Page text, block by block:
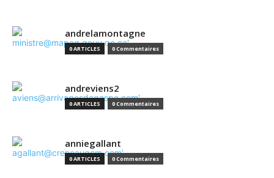
andrelamontagne
0 ARTICLES 0 Commentaires
andreviens2
0 ARTICLES 0 Commentaires
anniegallant
0 ARTICLES 0 Commentaires